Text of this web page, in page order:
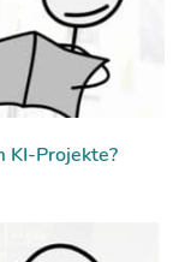
KI-Projekte?